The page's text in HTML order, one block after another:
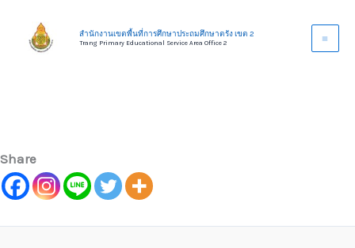
content
สำนักงานเขตพื้นที่การศึกษาประถมศึกษาตรัง เขต 2
Trang Primary Educational Service Area Office 2
Share